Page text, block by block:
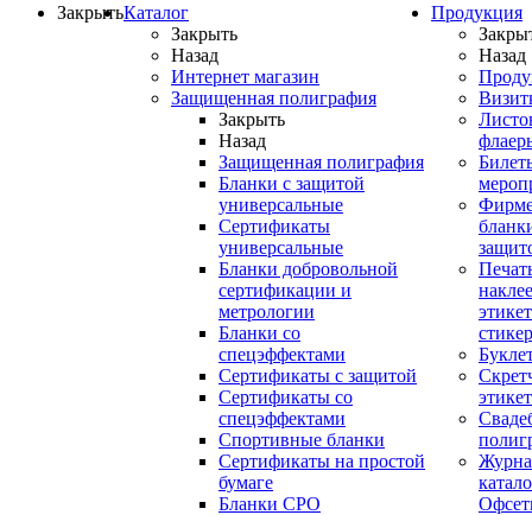
ЗакрытьКаталог
Закрыть
Назад
Интернет магазин
Защищенная полиграфия
Закрыть
Назад
Защищенная полиграфия
Бланки с защитой
универсальные
Сертификаты
универсальные
Бланки добровольной
сертификации и
метрологии
Бланки со
спецэффектами
Сертификаты с защитой
Сертификаты со
спецэффектами
Спортивные бланки
Cертификаты на простой
бумаге
Бланки СРО
Продукция
Назад